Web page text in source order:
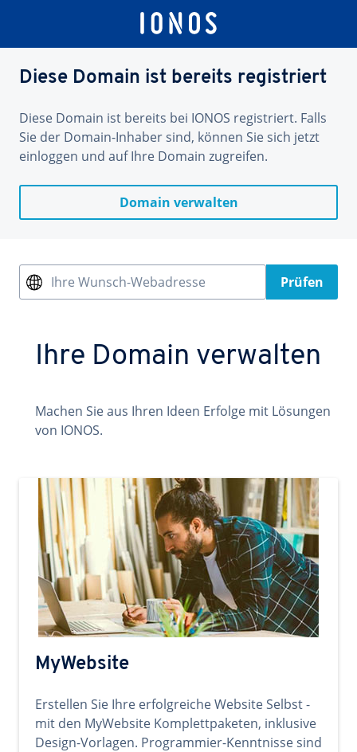
Diese Domain ist bereits registriert
Diese Domain ist bereits bei IONOS registriert. Falls
Sie der Domain-Inhaber sind, können Sie sich jetzt
einloggen und auf Ihre Domain zugreifen.
Domain verwalten
Ihre Wunsch-Webadresse Prüfen
Ihre Domain verwalten
Machen Sie aus Ihren Ideen Erfolge mit Lösungen
von IONOS.
MyWebsite
Erstellen Sie Ihre erfolgreiche Website Selbst -
mit den MyWebsite Komplettpaketen, inklusive
Design-Vorlagen. Programmier-Kenntnisse sind